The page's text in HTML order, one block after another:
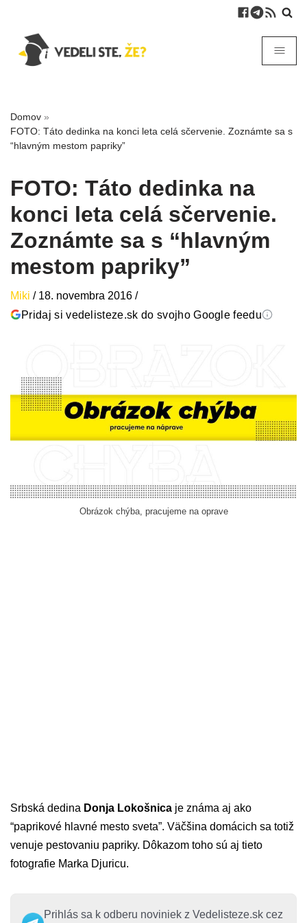
Domov »
FOTO: Táto dedinka na konci leta celá sčervenie. Zoznámte sa s
“hlavným mestom papriky”
FOTO: Táto dedinka na
konci leta celá sčervenie.
Zoznámte sa s “hlavným
mestom papriky”
Miki / 18. novembra 2016 /
Pridaj si vedelisteze.sk do svojho Google feedu
Obrázok chýba, pracujeme na oprave
Srbská dedina Donja Lokošnica je známa aj ako
“paprikové hlavné mesto sveta”. Väčšina domácich sa totiž
venuje pestovaniu papriky. Dôkazom toho sú aj tieto
fotografie Marka Djuricu.
Prihlás sa k odberu noviniek z Vedelisteze.sk cez